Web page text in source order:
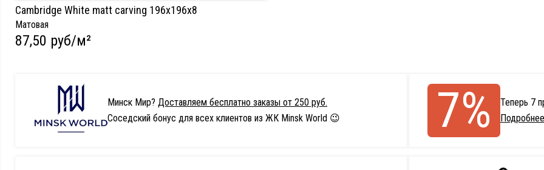
Cambridge White matt carving 196х196х8
Матовая
87,50 руб/м²
Минск Мир? Доставляем бесплатно заказы от 250 руб.
Соседский бонус для всех клиентов из ЖК Minsk World 😉
7%
Теперь 7